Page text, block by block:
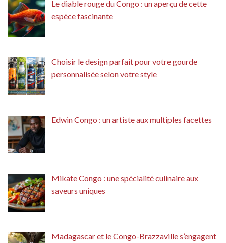
Le diable rouge du Congo : un aperçu de cette
espèce fascinante
Choisir le design parfait pour votre gourde
personnalisée selon votre style
Edwin Congo : un artiste aux multiples facettes
Mikate Congo : une spécialité culinaire aux
saveurs uniques
Madagascar et le Congo-Brazzaville s’engagent